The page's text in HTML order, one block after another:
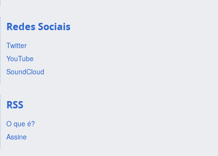
Redes Sociais
Twitter
YouTube
SoundCloud
RSS
O que é?
Assine